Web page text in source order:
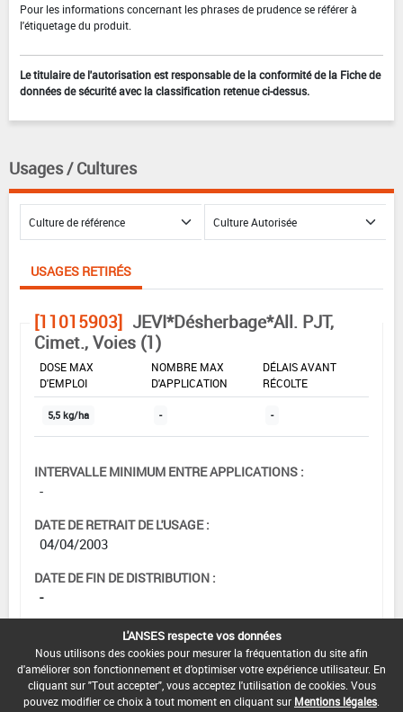
Pour les informations concernant les phrases de prudence se référer à
l'étiquetage du produit.
Le titulaire de l'autorisation est responsable de la conformité de la Fiche de
données de sécurité avec la classification retenue ci-dessus.
Usages / Cultures
USAGES RETIRÉS
[11015903] JEVI*Désherbage*All. PJT,
Cimet., Voies (1)
DOSE MAX
D'EMPLOI
NOMBRE MAX
D'APPLICATION
DÉLAIS AVANT
RÉCOLTE
5,5 kg/ha - -
INTERVALLE MINIMUM ENTRE APPLICATIONS :
-
DATE DE RETRAIT DE L'USAGE :
04/04/2003
DATE DE FIN DE DISTRIBUTION :
-
DATE DE FIN D'UTILISATION :
-
L'ANSES respecte vos données
Nous utilisons des cookies pour mesurer la fréquentation du site afin
d'améliorer son fonctionnement et d'optimiser votre expérience utilisateur. En
cliquant sur "Tout accepter", vous acceptez l'utilisation de cookies. Vous
pouvez modifier ce choix à tout moment en cliquant sur Mentions légales